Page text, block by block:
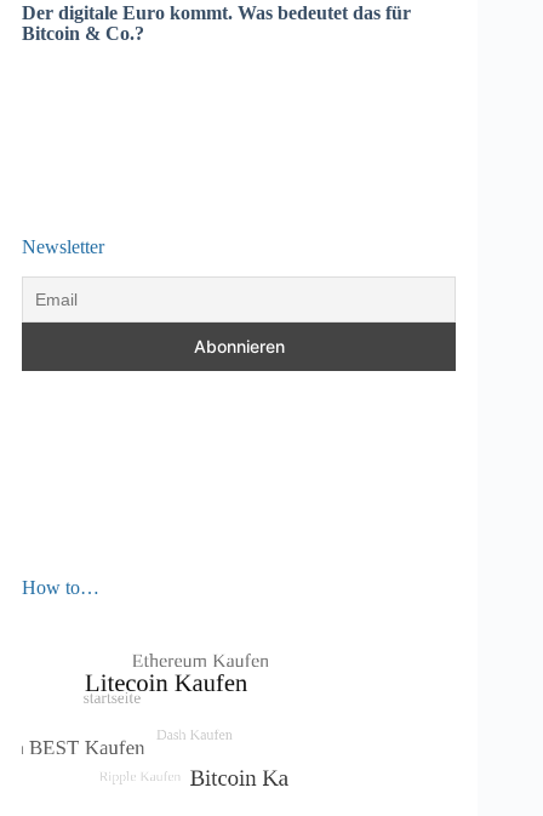
Der digitale Euro kommt. Was bedeutet das für
Bitcoin & Co.?
Newsletter
How to…